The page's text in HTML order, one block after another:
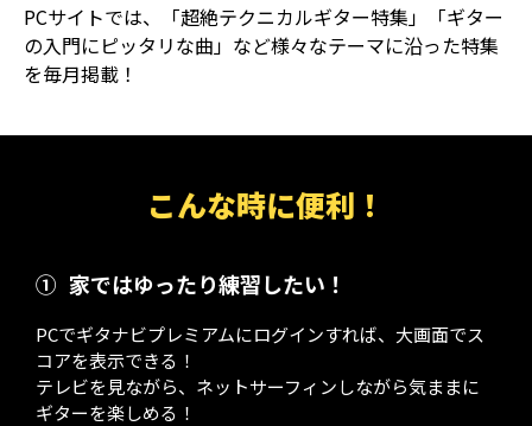
PCサイトでは、「超絶テクニカルギター特集」「ギター
の入門にピッタリな曲」など様々なテーマに沿った特集
を毎月掲載！
こんな時に便利！
① 家ではゆったり練習したい！
PCでギタナビプレミアムにログインすれば、大画面でス
コアを表示できる！
テレビを見ながら、ネットサーフィンしながら気ままに
ギターを楽しめる！